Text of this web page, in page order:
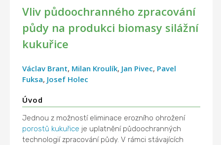
Vliv půdoochranného zpracování
půdy na produkci biomasy silážní
kukuřice
Václav Brant, Milan Kroulík, Jan Pivec, Pavel
Fuksa, Josef Holec
Úvod
Jednou z možností eliminace erozního ohrožení
porostů kukuřice je uplatnění půdoochranných
technologií zpracování půdy. V rámci stávajících